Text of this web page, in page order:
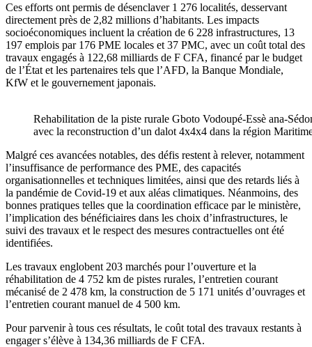
Ces efforts ont permis de désenclaver 1 276 localités, desservant
directement près de 2,82 millions d’habitants. Les impacts
socioéconomiques incluent la création de 6 228 infrastructures, 13
197 emplois par 176 PME locales et 37 PMC, avec un coût total des
travaux engagés à 122,68 milliards de F CFA, financé par le budget
de l’État et les partenaires tels que l’AFD, la Banque Mondiale,
KfW et le gouvernement japonais.
Rehabilitation de la piste rurale Gboto Vodoupé-Essè ana-
avec la reconstruction d’un dalot 4x4x4 dans la région
Malgré ces avancées notables, des défis restent à relever, notamment
l’insuffisance de performance des PME, des capacités
organisationnelles et techniques limitées, ainsi que des retards liés à
la pandémie de Covid-19 et aux aléas climatiques. Néanmoins, des
bonnes pratiques telles que la coordination efficace par le ministère,
l’implication des bénéficiaires dans les choix d’infrastructures, le
suivi des travaux et le respect des mesures contractuelles ont été
identifiées.
Les travaux englobent 203 marchés pour l’ouverture et la
réhabilitation de 4 752 km de pistes rurales, l’entretien courant
mécanisé de 2 478 km, la construction de 5 171 unités d’ouvrages et
l’entretien courant manuel de 4 500 km.
Pour parvenir à tous ces résultats, le coût total des travaux restants à
engager s’élève à 134,36 milliards de F CFA.